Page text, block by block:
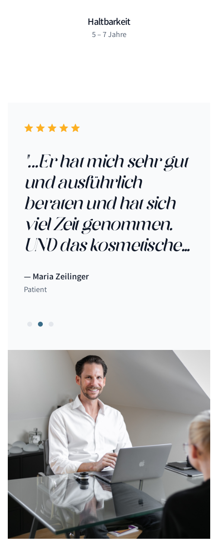
Haltbarkeit
5 – 7 Jahre
"...Er hat mich sehr gut
und ausführlich
beraten und hat sich
viel Zeit genommen.
UND das kosmetische
besser geht‘s nicht!"
Maria Zeilinger
Patient